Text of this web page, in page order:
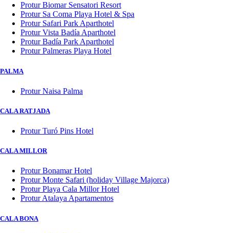
Protur Biomar Sensatori Resort
Protur Sa Coma Playa Hotel & Spa
Protur Safari Park Aparthotel
Protur Vista Badía Aparthotel
Protur Badía Park Aparthotel
Protur Palmeras Playa Hotel
PALMA
Protur Naisa Palma
CALA RATJADA
Protur Turó Pins Hotel
CALA MILLOR
Protur Bonamar Hotel
Protur Monte Safari (holiday Village Majorca)
Protur Playa Cala Millor Hotel
Protur Atalaya Apartamentos
CALA BONA